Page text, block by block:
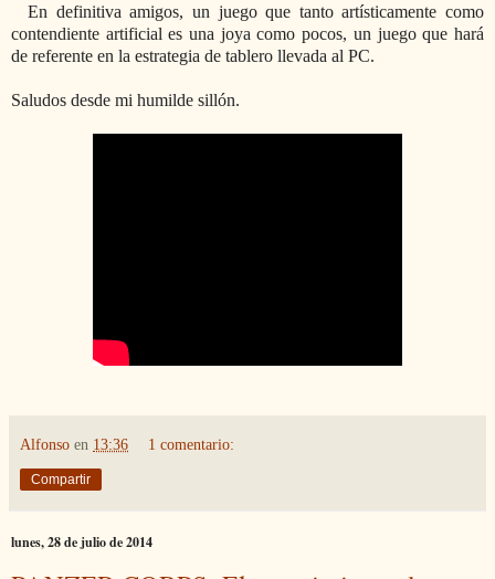
En definitiva amigos, un juego que tanto artísticamente como
contendiente artificial es una joya como pocos, un juego que hará
de referente en la estrategia de tablero llevada al PC.
Saludos desde mi humilde sillón.
Alfonso en 13:36 1 comentario:
Compartir
lunes, 28 de julio de 2014